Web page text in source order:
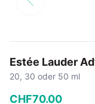
Estée Lauder
20, 30 oder 50 ml
CHF70.00